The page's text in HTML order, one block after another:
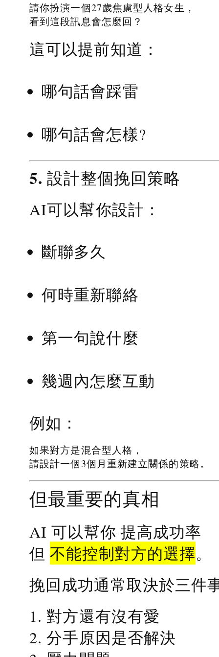
請你扮演一個27歲焦慮型人格女生，
看到這段訊息會怎麼回？
這可以提前知道：
哪句話會踩雷
哪句話會怎樣?
5. 設計整個挽回策略
AI可以幫你設計：
斷聯多久
何時重新聯絡
第一句說什麼
幾週內怎麼互動
例如：
如果對方是混合型人格，
請設計一個3個月重新建立關係的策略。
但最重要的真相
AI 可以幫你 提高成功率
但不能控制對方的選擇。
挽回成功通常取決於三件
1. 對方還有沒有愛
2. 分手原因是否解決